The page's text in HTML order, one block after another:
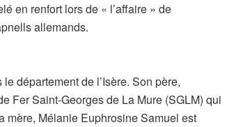
en renfort lors de « l’affaire » de
allemands.
département de l’Isère. Son père,
Fer Saint-Georges de La Mure (SGLM) qui
mère, Mélanie Euphrosine Samuel est